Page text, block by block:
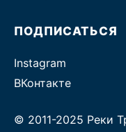
ПОДПИСАТЬСЯ
Instagram
ВКонтакте
© 2011-2025 Реки